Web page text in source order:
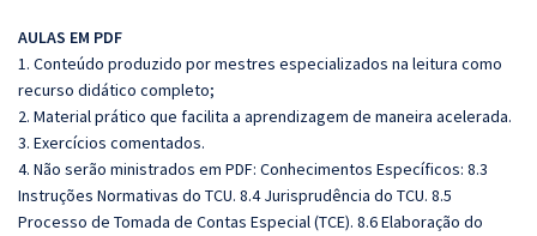
AULAS EM PDF
1. Conteúdo produzido por mestres especializados na leitura como
recurso didático completo;
2. Material prático que facilita a aprendizagem de maneira acelerada.
3. Exercícios comentados.
4. Não serão ministrados em PDF: Conhecimentos Específicos: 8.3
Instruções Normativas do TCU. 8.4 Jurisprudência do TCU. 8.5
Processo de Tomada de Contas Especial (TCE). 8.6 Elaboração do